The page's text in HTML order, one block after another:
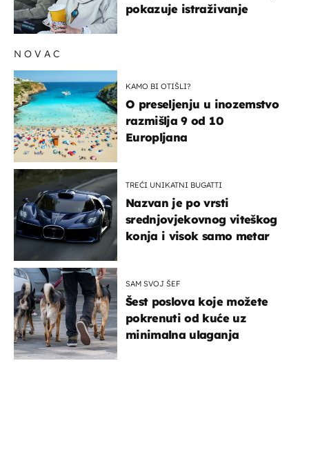
pokazuje istraživanje
NOVAC
KAMO BI OTIŠLI?
O preseljenju u inozemstvo
razmišlja 9 od 10
Europljana
TREĆI UNIKATNI BUGATTI
Nazvan je po vrsti
srednjovjekovnog viteškog
konja i visok samo metar
SAM SVOJ ŠEF
Šest poslova koje možete
pokrenuti od kuće uz
minimalna ulaganja